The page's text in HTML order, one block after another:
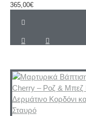
365,00€